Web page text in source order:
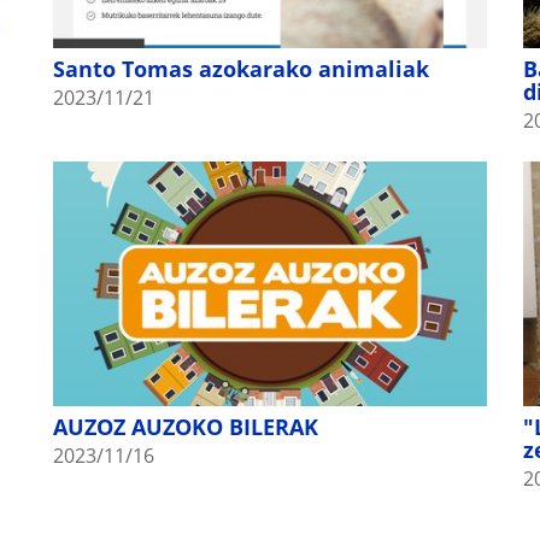
Santo Tomas azokarako animaliak
2023/11/21
AUZOZ AUZOKO BILERAK
2023/11/16